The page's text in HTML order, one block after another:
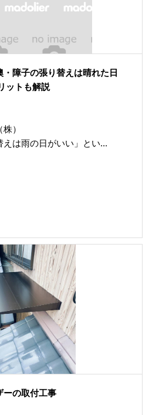
・障子の張り替えは晴れた日
ットも解説
）
えは雨の日がいい」とい...
の取付工事